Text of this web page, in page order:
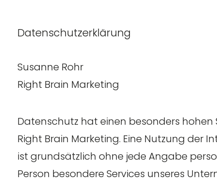
Datenschutzerklärung
Susanne Rohr
Right Brain Marketing
Datenschutz hat einen besonders
Right Brain Marketing. Eine Nutzung der
ist grundsätzlich ohne jede Angabe
Person besondere Services unseres